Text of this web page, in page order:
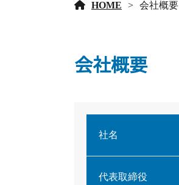
HOME 会社概要
会社概要
社名
代表取締役